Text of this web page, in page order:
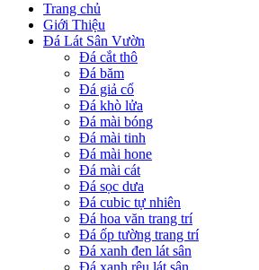
Trang chủ
Giới Thiệu
Đá Lát Sân Vườn
Đá cắt thô
Đá băm
Đá giả cổ
Đá khò lửa
Đá mài bóng
Đá mài tinh
Đá mài hone
Đá mài cát
Đá sọc dưa
Đá cubic tự nhiên
Đá hoa văn trang trí
Đá ốp tường trang trí
Đá xanh đen lát sân
Đá xanh rêu lát sân